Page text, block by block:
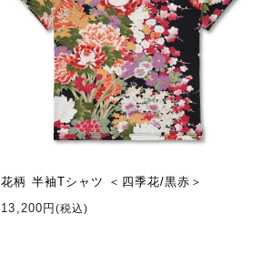
花柄 半袖Tシャツ ＜四季花/黒赤＞
13,200円(税込)